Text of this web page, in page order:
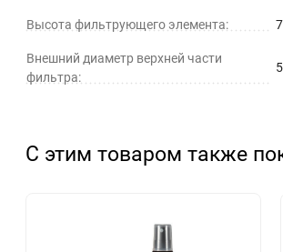
Высота фильтрующего элемента:
Внешний диаметр верхней части
фильтра:
С этим товаром также